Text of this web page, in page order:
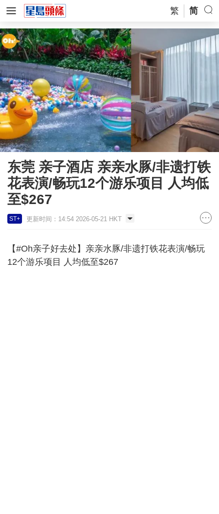
繁 简
东莞 亲子酒店 亲亲水豚/非遗打铁
花表演/畅玩12个游乐项目 人均低
至$267
ST+ 更新时间：14:54 2026-05-21 HKT
【#Oh亲子好去处】亲亲水豚/非遗打铁花表演/畅玩
12个游乐项目 人均低至$267